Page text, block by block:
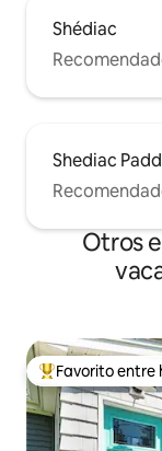
Shédiac
Shediac
Otros
De los mejores
Favorito entre